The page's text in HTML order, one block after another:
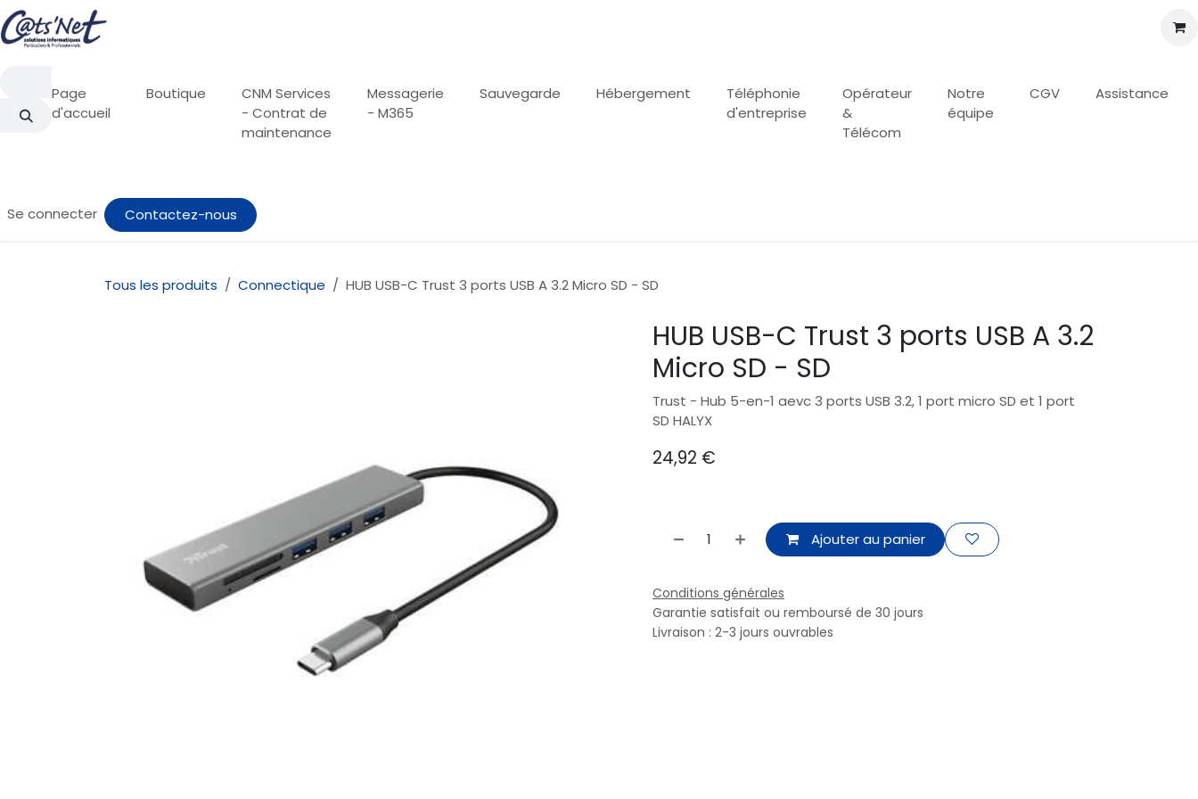
Se rendre au contenu
Page
d'accueil
Boutique
CNM Services
- Contrat de
maintenance
Messagerie
- M365
Sauvegarde Hébergement
Téléphonie
d'entreprise
Opérateur
&
Télécom
Notre
équipe
CGV Assistance
Se connecter Contactez-nous
Tous les produits Connectique HUB USB-C Trust 3 ports USB A 3.2 Micro SD - SD
HUB USB-C Trust 3 ports USB A 3.2
Micro SD - SD
Trust - Hub 5-en-1 aevc 3 ports USB 3.2, 1 port micro SD et 1 port
SD HALYX
24,92 €
Ajouter au panier
Conditions générales
Garantie satisfait ou remboursé de 30 jours
Livraison : 2-3 jours ouvrables
Comment pouvons-nous vous
Appelez-nous